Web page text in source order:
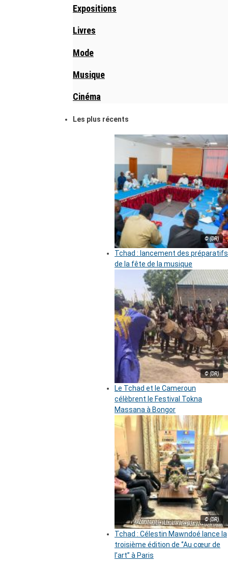
Expositions
Livres
Mode
Musique
Cinéma
Les plus récents
© (DR)
Tchad : lancement des préparatifs
de la fête de la musique
© (DR)
Le Tchad et le Cameroun
célèbrent le Festival Tokna
Massana à Bongor
© (DR)
Tchad : Célestin Mawndoé lance la
troisième édition de ‘’Au cœur de
l’art’’ à Paris